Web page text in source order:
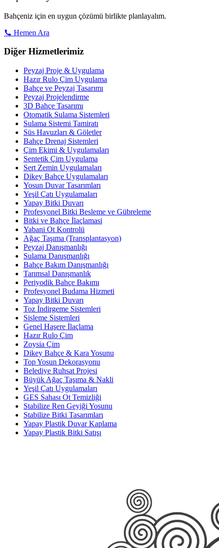
Bahçeniz için en uygun çözümü birlikte planlayalım.
Hemen Ara
Diğer Hizmetlerimiz
Peyzaj Proje & Uygulama
Hazır Rulo Çim Uygulama
Bahçe ve Peyzaj Tasarımı
Peyzaj Projelendirme
3D Bahçe Tasarımı
Otomatik Sulama Sistemleri
Sulama Sistemi Tamiratı
Süs Havuzları & Göletler
Bahçe Drenaj Sistemleri
Çim Ekimi & Uygulamaları
Sentetik Çim Uygulama
Sert Zemin Uygulamaları
Dikey Bahçe Uygulamaları
Yosun Duvar Tasarımları
Yeşil Çatı Uygulamaları
Yapay Bitki Duvarı
Profesyonel Bitki Besleme ve Gübreleme
Bitki ve Bahçe İlaçlamasi
Yabani Ot Kontrolü
Ağaç Taşıma (Transplantasyon)
Peyzaj Danışmanlığı
Sulama Danışmanlığı
Bahçe Bakım Danışmanlığı
Tarımsal Danışmanlık
Periyodik Bahçe Bakımı
Profesyonel Budama Hizmeti
Yapay Bitki Duvarı
Toz İndirgeme Sistemleri
Sisleme Sistemleri
Genel Haşere İlaçlama
Hazır Rulo Çim
Zoysia Çim
Dikey Bahçe & Kara Yosunu
Top Yosun Dekorasyonu
Belediye Ruhsat Projesi
Büyük Ağaç Taşıma & Nakli
Yeşil Çatı Uygulamaları
GES Sahası Ot Temizliği
Stabilize Ren Geyiği Yosunu
Stabilize Bitki Tasarımları
Yapay Plastik Duvar Kaplama
Yapay Plastik Bitki Satışı